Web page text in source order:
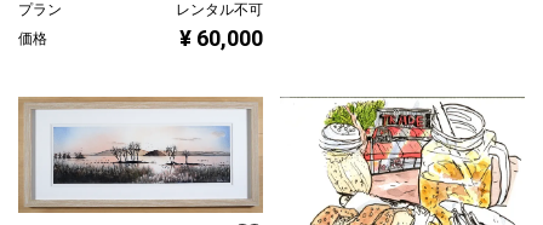
プラン
レンタル不可
価格
¥ 60,000